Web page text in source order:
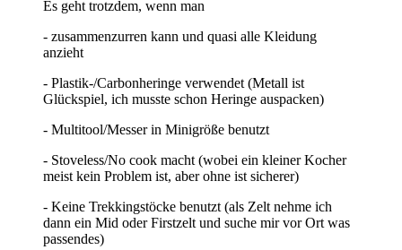
Es geht trotzdem, wenn man
- zusammenzurren kann und quasi alle Kleidung
anzieht
- Plastik-/Carbonheringe verwendet (Metall ist
Glückspiel, ich musste schon Heringe auspacken)
- Multitool/Messer in Minigröße benutzt
- Stoveless/No cook macht (wobei ein kleiner Kocher
meist kein Problem ist, aber ohne ist sicherer)
- Keine Trekkingstöcke benutzt (als Zelt nehme ich
dann ein Mid oder Firstzelt und suche mir vor Ort was
passendes)